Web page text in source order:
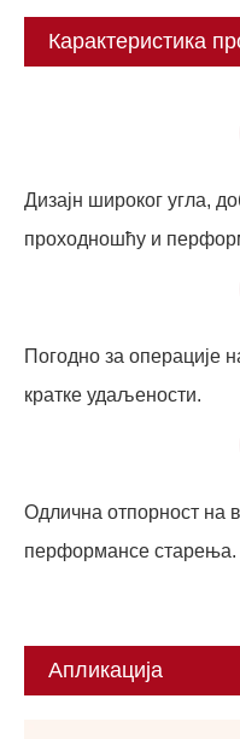
Карактеристика
Дизајн широког угла,
проходношћу и
Погодно за операције
кратке удаљености.
Одлична отпорност на
перформансе старења.
Апликација